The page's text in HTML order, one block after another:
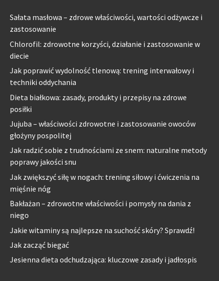
Sałata masłowa – zdrowe właściwości, wartości odżywcze i
zastosowanie
Chlorofil: zdrowotne korzyści, działanie i zastosowanie w
diecie
Jak poprawić wydolność tlenową: trening interwałowy i
techniki oddychania
Dieta białkowa: zasady, produkty i przepisy na zdrowe
posiłki
Jujuba – właściwości zdrowotne i zastosowanie owoców
głożyny pospolitej
Jak radzić sobie z trudnościami ze snem: naturalne metody
poprawy jakości snu
Jak zwiększyć siłę w nogach: trening siłowy i ćwiczenia na
mięśnie nóg
Bakłażan – zdrowotne właściwości i pomysły na dania z
niego
Jakie witaminy są najlepsze na suchość skóry? Sprawdź!
Jak zacząć biegać
Jesienna dieta odchudzająca: kluczowe zasady i jadłospis